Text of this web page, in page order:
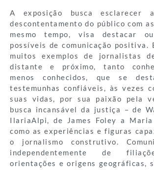
A exposição busca esclarecer
descontentamento do público com
mesmo tempo, visa destacar
possíveis de comunicação positiva.
muitos exemplos de jornalistas
distante e próximo, tanto
menos conhecidos, que se
testemunhas confiáveis, às vezes
suas vidas, por sua paixão pela
busca incansável da justiça – de
IlariaAlpi, de James Foley a Maria
como as experiências e figuras
o jornalismo construtivo.
independentemente de
orientações e origens geográficas,